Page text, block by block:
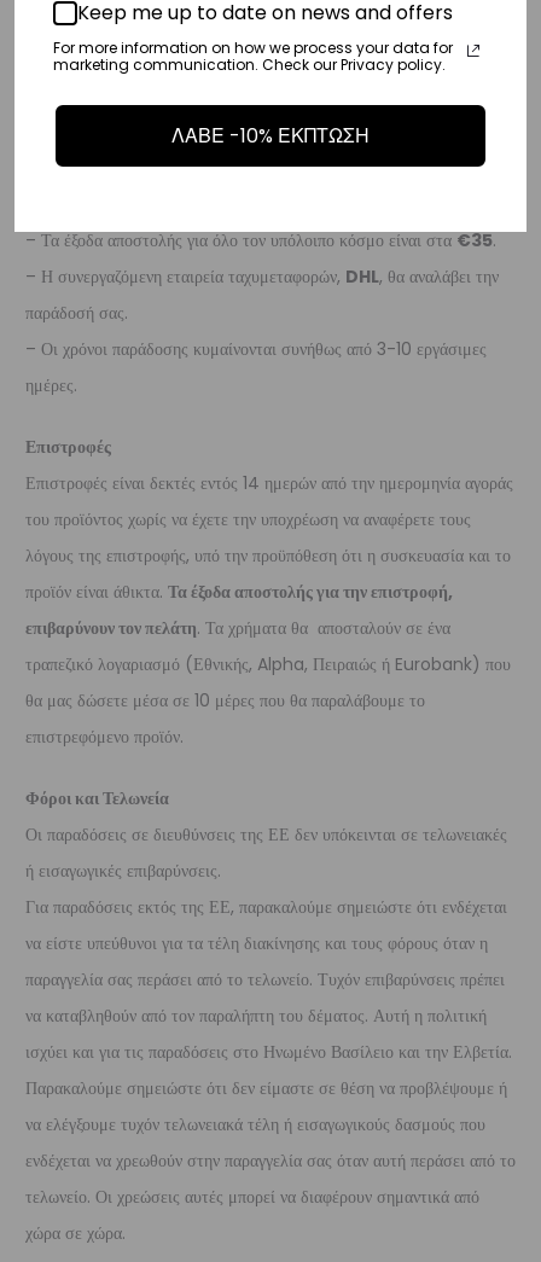
παράδοσή σας.
– Οι χρόνοι παράδοσης κυμαίνονται συνήθως από 3-8 εργάσιμες
– Τα έξοδα αποστολής για όλο τον υπόλοιπο κόσμο είναι στα €35.
– Η συνεργαζόμενη εταιρεία ταχυμεταφορών, DHL, θα αναλάβει την
παράδοσή σας.
– Οι χρόνοι παράδοσης κυμαίνονται συνήθως από 3-10 εργάσιμες
ημέρες.
Επιστροφές
Επιστροφές είναι δεκτές εντός 14 ημερών από την ημερομηνία αγοράς
του προϊόντος χωρίς να έχετε την υποχρέωση να αναφέρετε τους
λόγους της επιστροφής, υπό την προϋπόθεση ότι η συσκευασία και το
προϊόν είναι άθικτα. Τα έξοδα αποστολής για την επιστροφή,
επιβαρύνουν τον πελάτη. Τα χρήματα θα αποσταλούν σε ένα
τραπεζικό λογαριασμό (Εθνικής, Alpha, Πειραιώς ή Eurobank) που
θα μας δώσετε μέσα σε 10 μέρες που θα παραλάβουμε το
επιστρεφόμενο προϊόν.
Φόροι και Τελωνεία
Οι παραδόσεις σε διευθύνσεις της ΕΕ δεν υπόκεινται σε τελωνειακές
ή εισαγωγικές επιβαρύνσεις.
Για παραδόσεις εκτός της ΕΕ, παρακαλούμε σημειώστε ότι ενδέχεται
να είστε υπεύθυνοι για τα τέλη διακίνησης και τους φόρους όταν η
παραγγελία σας περάσει από το τελωνείο. Τυχόν επιβαρύνσεις πρέπει
να καταβληθούν από τον παραλήπτη του δέματος. Αυτή η πολιτική
ισχύει και για τις παραδόσεις στο Ηνωμένο Βασίλειο και την Ελβετία.
Παρακαλούμε σημειώστε ότι δεν είμαστε σε θέση να προβλέψουμε ή
να ελέγξουμε τυχόν τελωνειακά τέλη ή εισαγωγικούς δασμούς που
ενδέχεται να χρεωθούν στην παραγγελία σας όταν αυτή περάσει από το
τελωνείο. Οι χρεώσεις αυτές μπορεί να διαφέρουν σημαντικά από
χώρα σε χώρα.
Keep me up to date on news and offers
For more information on how we process your data for
marketing communication. Check our Privacy policy.
ΛΑΒΕ -10% ΕΚΠΤΩΣΗ